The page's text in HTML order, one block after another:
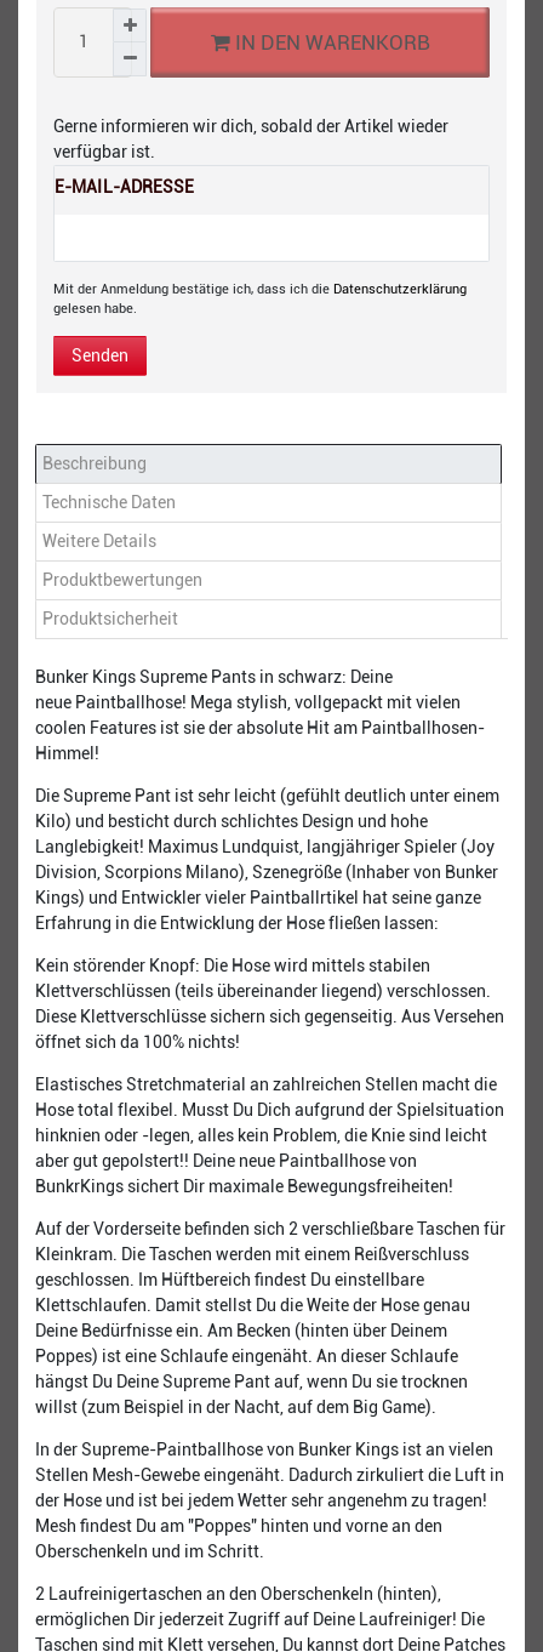
IN DEN WARENKORB
Gerne informieren wir dich, sobald der Artikel wieder
verfügbar ist.
E-MAIL-ADRESSE
Mit der Anmeldung bestätige ich, dass ich die Daten­schutz­erklärung
gelesen habe.
Senden
Beschreibung
Technische Daten
Weitere Details
Produktbewertungen
Produktsicherheit
Bunker Kings Supreme Pants in schwarz: Deine
neue Paintballhose! Mega stylish, vollgepackt mit vielen
coolen Features ist sie der absolute Hit am Paintballhosen-
Himmel!
Die Supreme Pant ist sehr leicht (gefühlt deutlich unter einem
Kilo) und besticht durch schlichtes Design und hohe
Langlebigkeit! Maximus Lundquist, langjähriger Spieler (Joy
Division, Scorpions Milano), Szenegröße (Inhaber von Bunker
Kings) und Entwickler vieler Paintballrtikel hat seine ganze
Erfahrung in die Entwicklung der Hose fließen lassen:
Kein störender Knopf: Die Hose wird mittels stabilen
Klettverschlüssen (teils übereinander liegend) verschlossen.
Diese Klettverschlüsse sichern sich gegenseitig. Aus Versehen
öffnet sich da 100% nichts!
Elastisches Stretchmaterial an zahlreichen Stellen macht die
Hose total flexibel. Musst Du Dich aufgrund der Spielsituation
hinknien oder -legen, alles kein Problem, die Knie sind leicht
aber gut gepolstert!! Deine neue Paintballhose von
BunkrKings sichert Dir maximale Bewegungsfreiheiten!
Auf der Vorderseite befinden sich 2 verschließbare Taschen für
Kleinkram. Die Taschen werden mit einem Reißverschluss
geschlossen. Im Hüftbereich findest Du einstellbare
Klettschlaufen. Damit stellst Du die Weite der Hose genau
Deine Bedürfnisse ein. Am Becken (hinten über Deinem
Poppes) ist eine Schlaufe eingenäht. An dieser Schlaufe
hängst Du Deine Supreme Pant auf, wenn Du sie trocknen
willst (zum Beispiel in der Nacht, auf dem Big Game).
In der Supreme-Paintballhose von Bunker Kings ist an vielen
Stellen Mesh-Gewebe eingenäht. Dadurch zirkuliert die Luft in
der Hose und ist bei jedem Wetter sehr angenehm zu tragen!
Mesh findest Du am "Poppes" hinten und vorne an den
Oberschenkeln und im Schritt.
2 Laufreinigertaschen an den Oberschenkeln (hinten),
ermöglichen Dir jederzeit Zugriff auf Deine Laufreiniger! Die
Taschen sind mit Klett versehen, Du kannst dort Deine Patches